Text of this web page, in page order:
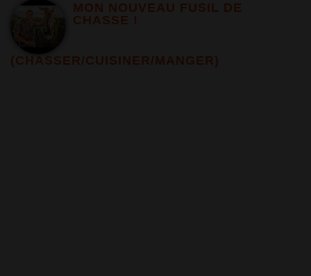
MON NOUVEAU FUSIL DE
CHASSE !
(CHASSER/CUISINER/MANGER)